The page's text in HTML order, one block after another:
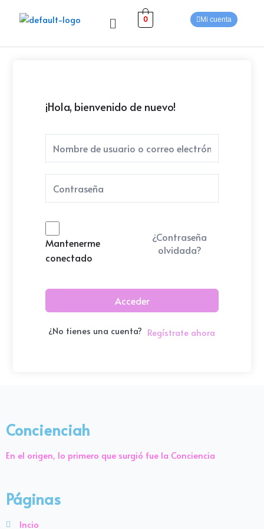
Menú 0 Mi cuenta
¡Hola, bienvenido de nuevo!
Mantenerme
conectado
¿Contraseña
olvidada?
Acceder
¿No tienes una cuenta? Regístrate ahora
Concienciah
En el origen, lo primero que surgió fue la Conciencia
Páginas
Incio